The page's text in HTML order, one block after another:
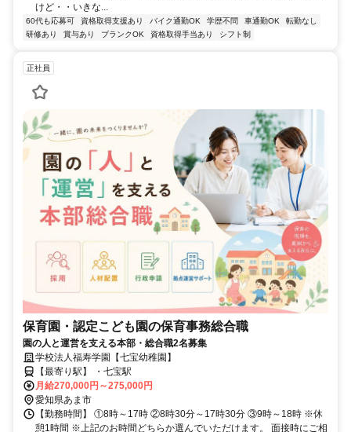
けど・・いきな...
60代も応募可 資格取得支援あり バイク通勤OK 学歴不問 車通勤OK
転勤なし
研修あり
賞与あり ブランクOK 資格取得手当あり シフト制
正社員
保育園・認定こども園の保育事務総合職
園の人と運営を支える本部・総合職2名募集
学校法人福寿学園【七宝幼稚園】
【最寄り駅】 ・七宝駅
月給270,000円～275,000円
愛知県あま市
【勤務時間】 ①8時～17時 ②8時30分～17時30分 ③9時～18時 ※休
憩1時間 ※上記のお時間どちらか選んでいただけます。 面接時にご相